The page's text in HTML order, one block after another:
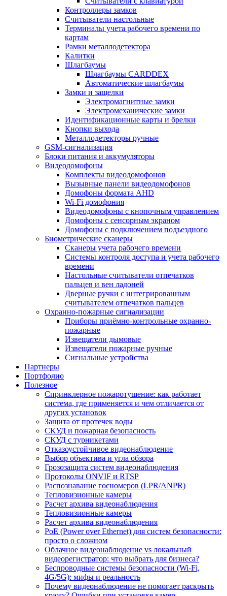
Контроллеры замков
Считыватели настольные
Терминалы учета рабочего времени по
картам
Рамки металлодетектора
Калитки
Шлагбаумы
Шлагбаумы CARDDEX
Автоматические шлагбаумы
Замки и защелки
Электромагнитные замки
Электромеханические замки
Идентификационные карты и брелки
Кнопки выхода
Металлодетекторы ручные
GSM-сигнализация
Блоки питания и аккумуляторы
Видеодомофоны
Комплекты видеодомофонов
Вызывные панели видеодомофонов
Домофоны формата AHD
Wi-Fi домофония
Видеодомофоны с кнопочным управлением
Домофоны с сенсорным экраном
Домофоны с подключением подъездного
Биометрические сканеры
Сканеры учета рабочего времени
Системы контроля доступа и учета рабочего
времени
Настольные считыватели отпечатков
пальцев и вен ладоней
Дверные ручки с интегрированным
считывателем отпечатков пальцев
Охранно-пожарные сигнализации
Приборы приёмно-контрольные охранно-
пожарные
Извещатели дымовые
Извещатели пожарные ручные
Сигнальные устройства
Партнеры
Портфолио
Полезное
Спринклерное пожаротушение: как работает
система, где применяется и чем отличается от
других установок
Защита от протечек воды
СКУД и пожарная безопасность
СКУД с турникетами
Отказоустойчивое видеонаблюдение
Выбор объектива и угла обзора
Грозозащита систем видеонаблюдения
Протоколы ONVIF и RTSP
Распознавание госномеров (LPR/ANPR)
Тепловизионные камеры
Расчет архива видеонаблюдения
Тепловизионные камеры
Расчет архива видеонаблюдения
PoE (Power over Ethernet) для систем безопасности:
просто о сложном
Облачное видеонаблюдение vs локальный
видеорегистратор: что выбрать для бизнеса?
Беспроводные системы безопасности (Wi-Fi,
4G/5G): мифы и реальность
Почему видеонаблюдение не помогает раскрыть